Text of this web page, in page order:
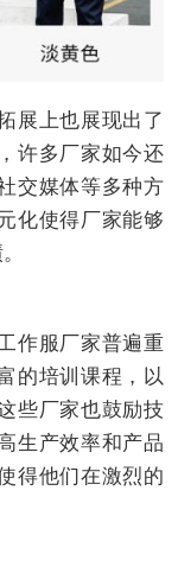
展上也展现出了
许多厂家如今还
交媒体等多种方
化使得厂家能够
作服厂家普遍重
的培训课程，以
些厂家也鼓励技
生产效率和产品
得他们在激烈的